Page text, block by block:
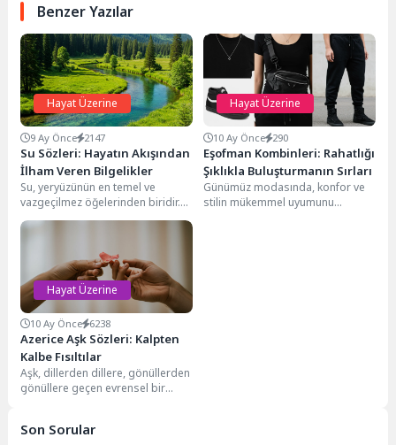
Benzer Yazılar
Hayat Üzerine
9 Ay Önce 2147
Su Sözleri: Hayatın Akışından
İlham Veren Bilgelikler
Su, yeryüzünün en temel ve
vazgeçilmez öğelerinden biridir.
Yaşamın kaynağı olmasının
Hayat Üzerine
10 Ay Önce 290
Eşofman Kombinleri: Rahatlığı
Şıklıkla Buluşturmanın Sırları
Günümüz modasında, konfor ve
stilin mükemmel uyumunu
Hayat Üzerine
10 Ay Önce 6238
Azerice Aşk Sözleri: Kalpten
Kalbe Fısıltılar
Aşk, dillerden dillere, gönüllerden
gönüllere geçen evrensel bir
Son Sorular